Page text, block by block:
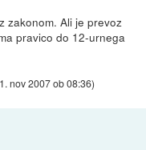
zakonom. Ali je prevoz
pravico do 12-urnega
nov 2007 ob 08:36)